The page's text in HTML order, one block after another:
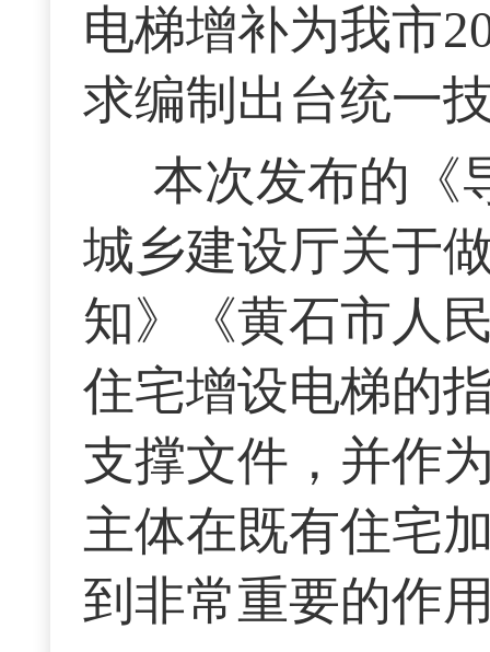
电梯增补为我市
求编制出台统一
本次发布的《
城乡建设厅关于
知》《黄石市人
住宅增设电梯的
支撑文件，并作
主体在既有住宅
到非常重要的作